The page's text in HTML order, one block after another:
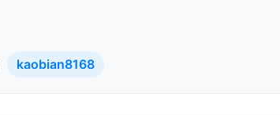
kaobian8168